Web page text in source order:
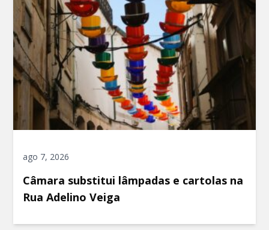
ago 7, 2026
Câmara substitui lâmpadas e cartolas na
Rua Adelino Veiga